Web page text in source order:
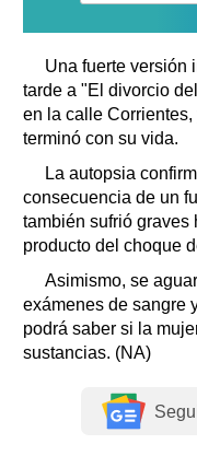
Una fuerte versión
tarde a "El divorcio
en la calle
terminó con su vida.
La autopsia
consecuencia de un
también sufrió graves
producto del choque
Asimismo, se
exámenes de sangre
podrá saber si la
sustancias. (NA)